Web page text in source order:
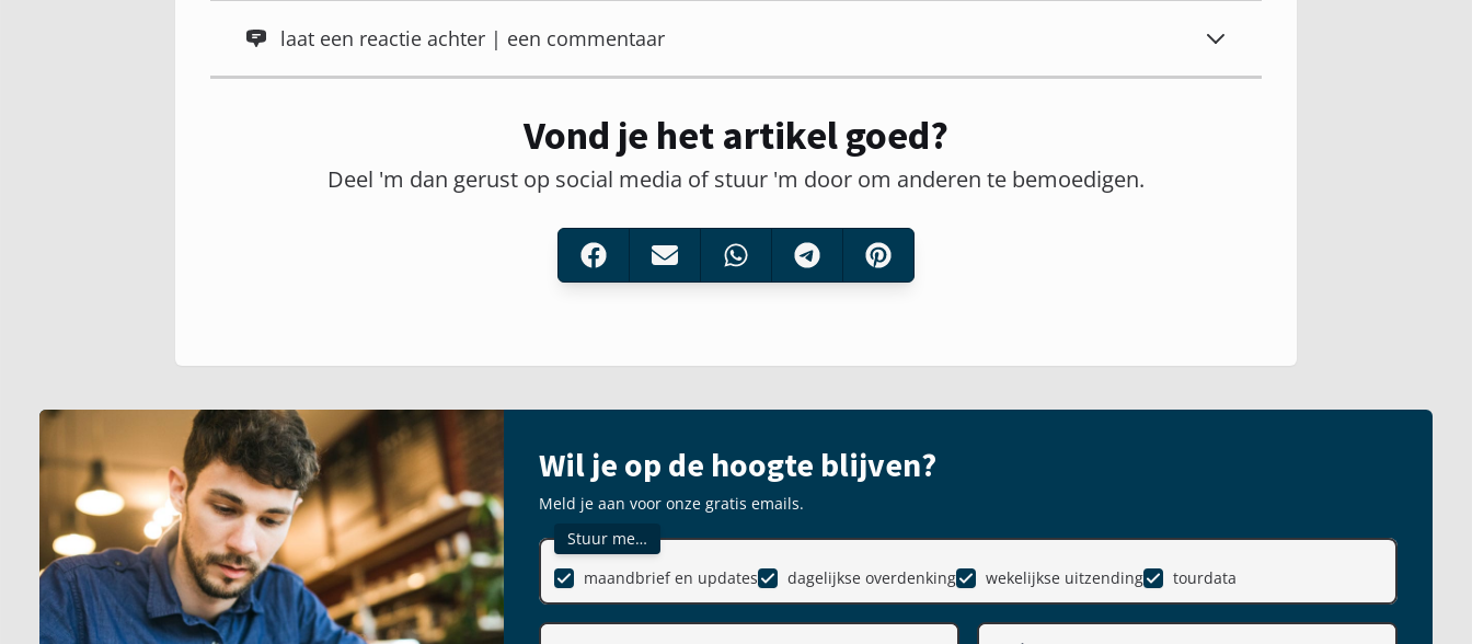
laat een reactie achter | een commentaar
Vond je het artikel goed?
Deel 'm dan gerust op social media of stuur 'm door om anderen te bemoedigen.
Wil je op de hoogte blijven?
Meld je aan voor onze gratis emails.
Stuur me…
maandbrief en updates
dagelijkse overdenking wekelijkse uitzending tourdata